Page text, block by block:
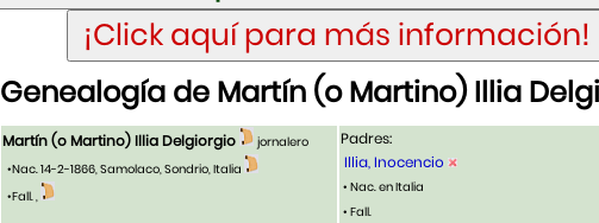
Genealogía de Martín (o Martino) Illia
Martín (o Martino) Illia Delgiorgio
jornalero
•Nac. 14-2-1866, Samolaco, Sondrio, Italia
•Fall. ,
Padres:
Illia, Inocencio
• Nac. en Italia
• Fall.